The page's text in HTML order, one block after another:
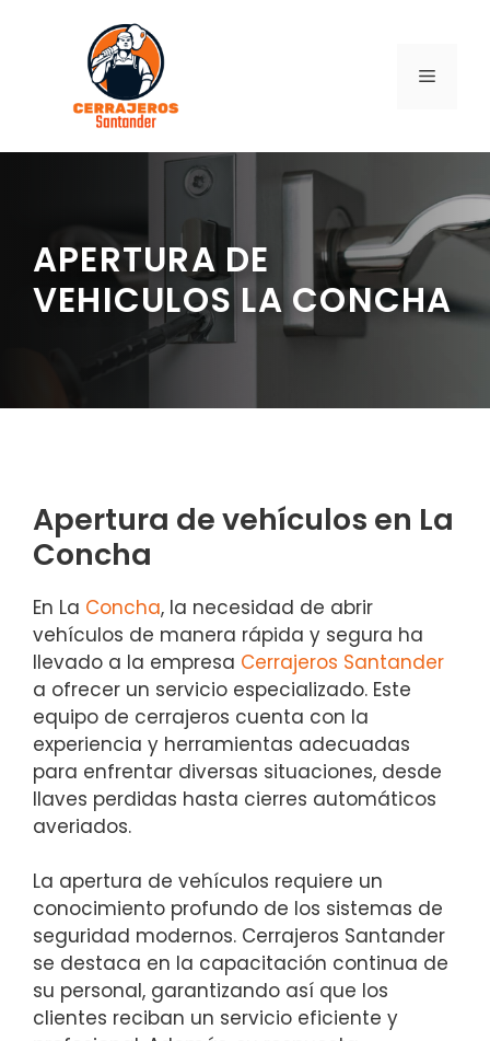
contenido
MENÚ
APERTURA DE
VEHICULOS LA CONCHA
Apertura de vehículos en La
Concha
En La Concha, la necesidad de abrir
vehículos de manera rápida y segura ha
llevado a la empresa Cerrajeros Santander
a ofrecer un servicio especializado. Este
equipo de cerrajeros cuenta con la
experiencia y herramientas adecuadas
para enfrentar diversas situaciones, desde
llaves perdidas hasta cierres automáticos
averiados.
La apertura de vehículos requiere un
conocimiento profundo de los sistemas de
seguridad modernos. Cerrajeros Santander
se destaca en la capacitación continua de
su personal, garantizando así que los
clientes reciban un servicio eficiente y